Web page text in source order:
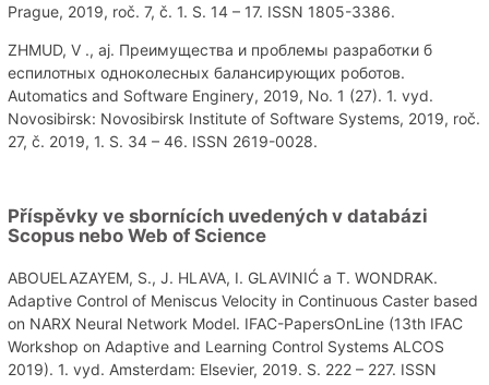
Prague, 2019, roč. 7, č. 1. S. 14 – 17. ISSN 1805-3386.
ZHMUD, V ., aj. Преимущества и проблемы разработки б
еспилотных одноколесных балансирующих роботов.
Automatics and Software Enginery, 2019, No. 1 (27). 1. vyd.
Novosibirsk: Novosibirsk Institute of Software Systems, 2019, roč.
27, č. 2019, 1. S. 34 – 46. ISSN 2619-0028.
Příspěvky ve sbornících uvedených v databázi
Scopus nebo Web of Science
ABOUELAZAYEM, S., J. HLAVA, I. GLAVINIĆ a T. WONDRAK.
Adaptive Control of Meniscus Velocity in Continuous Caster based
on NARX Neural Network Model. IFAC-PapersOnLine (13th IFAC
Workshop on Adaptive and Learning Control Systems ALCOS
2019). 1. vyd. Amsterdam: Elsevier, 2019. S. 222 – 227. ISSN